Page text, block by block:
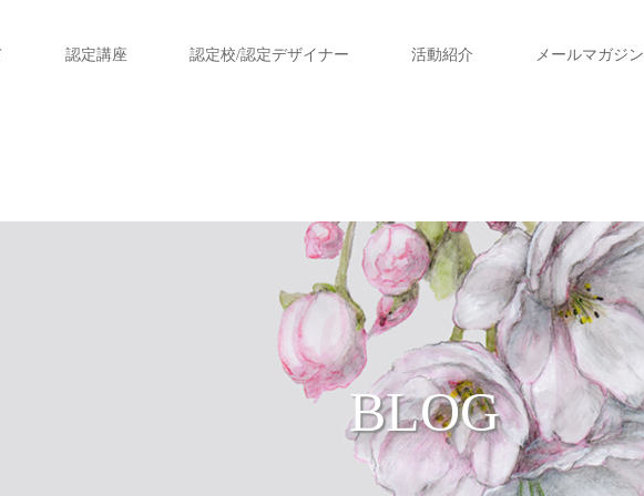
認定講座 認定校/認定デザイナー 活動紹介 メールマガジン
BLOG